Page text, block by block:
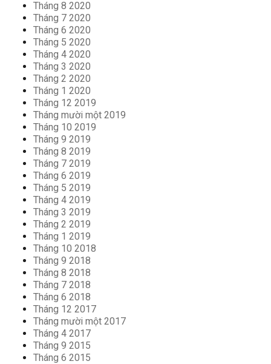
Tháng 8 2020
Tháng 7 2020
Tháng 6 2020
Tháng 5 2020
Tháng 4 2020
Tháng 3 2020
Tháng 2 2020
Tháng 1 2020
Tháng 12 2019
Tháng mười một 2019
Tháng 10 2019
Tháng 9 2019
Tháng 8 2019
Tháng 7 2019
Tháng 6 2019
Tháng 5 2019
Tháng 4 2019
Tháng 3 2019
Tháng 2 2019
Tháng 1 2019
Tháng 10 2018
Tháng 9 2018
Tháng 8 2018
Tháng 7 2018
Tháng 6 2018
Tháng 12 2017
Tháng mười một 2017
Tháng 4 2017
Tháng 9 2015
Tháng 6 2015